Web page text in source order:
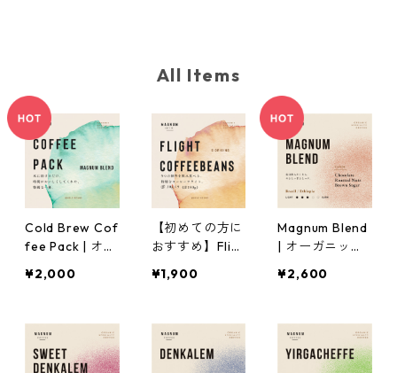
All Items
Cold Brew Cof
fee Pack | オー
しコーヒー パ
¥2,000
【初めての方に
おすすめ】Flig
ns（5種飲み比
ック コーヒー
豆
¥1,900
Magnum Blend
| オーガニック
¥2,600